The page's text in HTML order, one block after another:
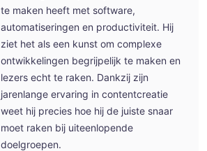
te maken heeft met software,
automatiseringen en productiviteit. Hij
ziet het als een kunst om complexe
ontwikkelingen begrijpelijk te maken en
lezers echt te raken. Dankzij zijn
jarenlange ervaring in contentcreatie
weet hij precies hoe hij de juiste snaar
moet raken bij uiteenlopende
doelgroepen.